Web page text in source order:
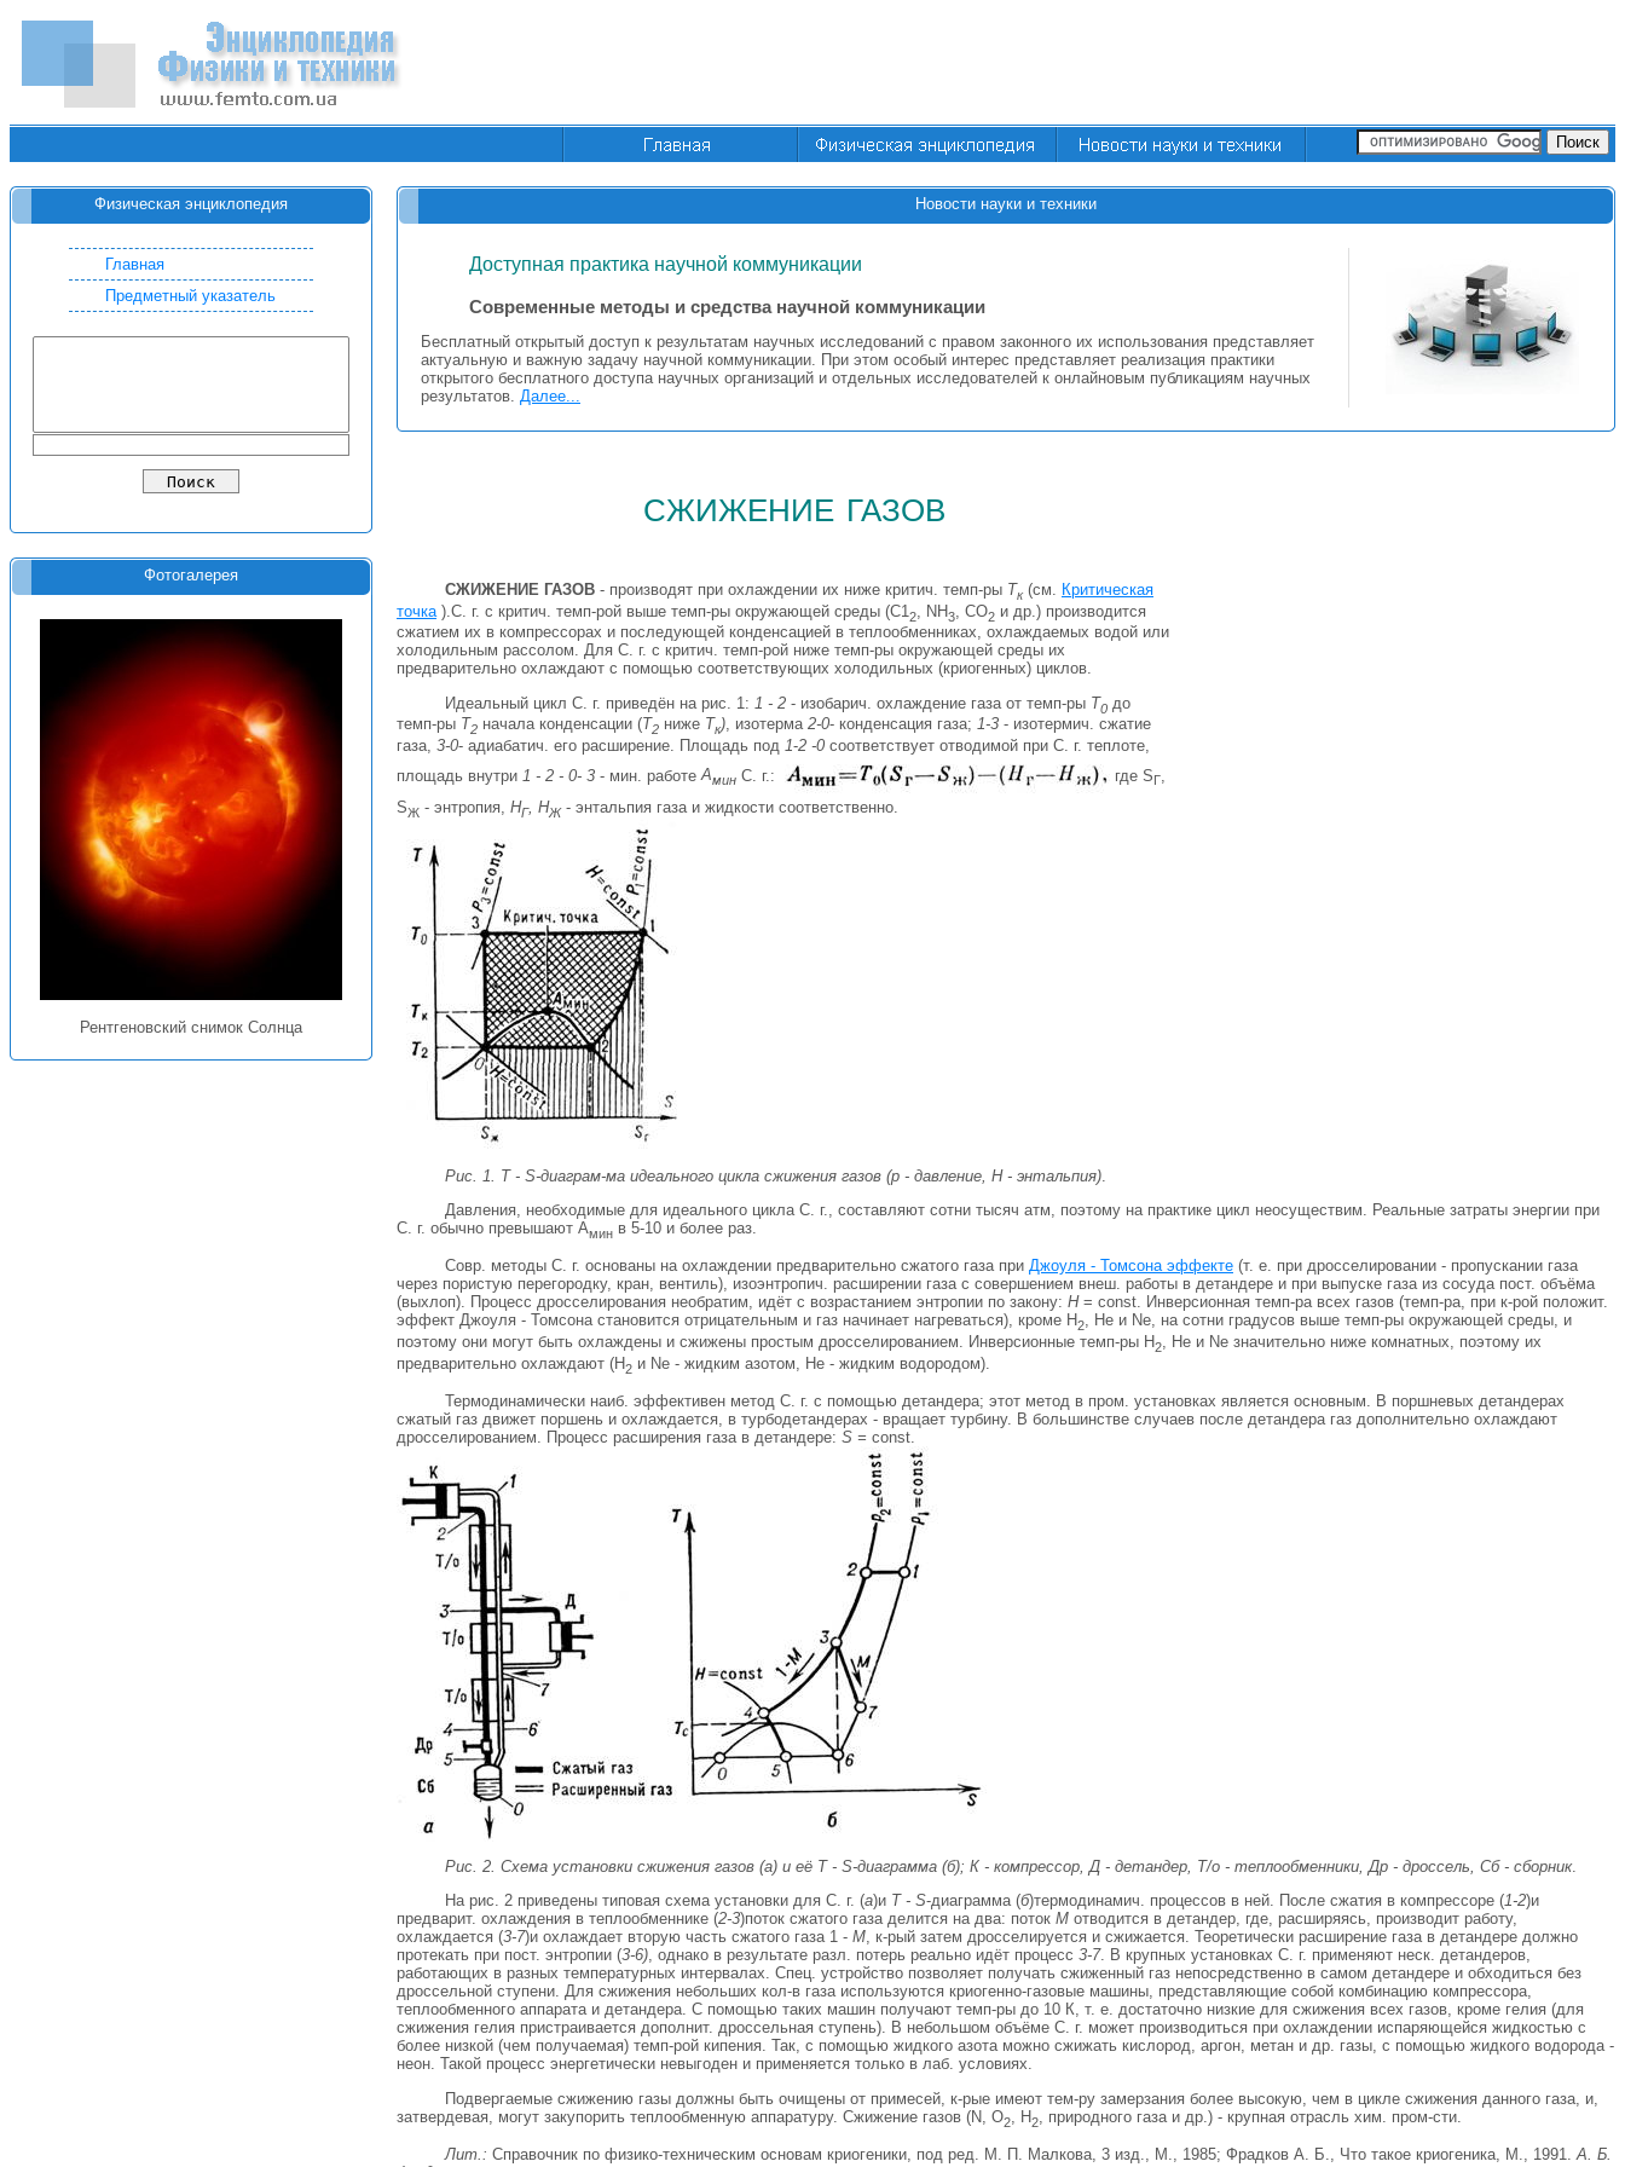
Физическая энциклопедия
Главная
Предметный указатель
Фотогалерея
Рентгеновский снимок Солнца
Новости науки и техники
Доступная практика научной коммуникации
Современные методы и средства научной коммуникации
Бесплатный открытый доступ к результатам научных исследований с правом законного их использования представляет
актуальную и важную задачу научной коммуникации. При этом особый интерес представляет реализация практики
открытого бесплатного доступа научных организаций и отдельных исследователей к онлайновым публикациям научных
результатов. Далее...
сжижение газов
СЖИЖЕНИЕ ГАЗОВ - производят при охлаждении их ниже критич. темп-ры Тк(см. Критическая
точка ).С. г. с критич. темп-рой выше темп-ры окружающей среды (С12 , NH3 , CO2 и др.) производится
сжатием их в компрессорах и последующей конденсацией в теплообменниках, охлаждаемых водой или
холодильным рассолом. Для С. г. с критич. темп-рой ниже темп-ры окружающей среды их
предварительно охлаждают с помощью соответствующих холодильных (криогенных) циклов.
Идеальный цикл С. г. приведён на рис. 1: 1 - 2 - изобарич. охлаждение газа от темп-ры Т0 до
темп-ры Т2 начала конденсации (T2 ниже Тк), изотерма 2-0- конденсация газа; 1-3 - изотермич. сжатие
газа, 3-0- адиабатич. его расширение. Площадь под 1-2 -0 соответствует отводимой при С. г. теплоте,
площадь внутри 1 - 2 - 0- 3 - мин. работеAмин С. г.: где SГ
SЖ - энтропия, НГ, НЖ- энтальпия газа и жидкости соответственно.
Рис. 1. Т - S-диаграм-ма идеального цикла сжижения газов (р - давление, Н - энтальпия)
Давления, необходимые для идеального цикла С. г., составляют сотни тысяч атм, поэтому на практике цикл неосуществим. Реальные затраты энергии при
С. г. обычно превышают Амин в 5-10 и более раз.
Совр. методы С. г. основаны на охлаждении предварительно сжатого газа при Джоуля - Томсона эффекте (т. е. при дросселировании - пропускании газа
через пористую перегородку, кран, вентиль), изоэнтропич. расширении газа с совершением внеш. работы в детандере и при выпуске газа из сосуда пост. объёма
(выхлоп). Процесс дросселирования необратим, идёт с возрастанием энтропии по закону: Н= const. Инверсионная темп-pa всех газов (темп-pa, при к-рой положит.
эффект Джоуля - Томсона становится отрицательным и газ начинает нагреваться), кроме Н2, Не и Ne, на сотни градусов выше темп-ры окружающей среды, и
поэтому они могут быть охлаждены и сжижены простым дросселированием. Инверсионные темп-ры Н2
, Не и Ne значительно ниже комнатных, поэтому их
предварительно охлаждают (Н2 и Ne - жидким азотом, Не - жидким водородом).
Термодинамически наиб. эффективен метод С. г. с помощью детандера; этот метод в пром. установках является основным. В поршневых детандерах
сжатый газ движет поршень и охлаждается, в турбодетандерах - вращает турбину. В большинстве случаев после детандера газ дополнительно охлаждают
дросселированием. Процесс расширения газа в детандере: S = const.
Рис. 2. Схема установки сжижения газов (а) и её Т - S-диаграмма (б); К - компрессор, Д - детандер, Т/о - теплообменники, Др - дроссель, Сб - сборник.
На рис. 2 приведены типовая схема установки для С. г. (а)и Т - S-диаграмма (б)термодинамич. процессов в ней. После сжатия в компрессоре (1-2)и
предварит. охлаждения в теплообменнике (2-3)поток сжатого газа делится на два: поток М отводится в детандер, где, расширяясь, производит работу,
охлаждается (3-7)и охлаждает вторую часть сжатого газа 1 - М, к-рый затем дросселируется и сжижается. Теоретически расширение газа в детандере должно
протекать при пост. энтропии (3-6), однако в результате разл. потерь реально идёт процесс 3-7. В крупных установках С. г. применяют неск. детандеров,
работающих в разных температурных интервалах. Спец. устройство позволяет получать сжиженный газ непосредственно в самом детандере и обходиться без
дроссельной ступени. Для сжижения небольших кол-в газа используются криогенно-газовые машины, представляющие собой комбинацию компрессора,
теплообменного аппарата и детандера. С помощью таких машин получают темп-ры до 10 К, т. е. достаточно низкие для сжижения всех газов, кроме гелия (для
сжижения гелия пристраивается дополнит. дроссельная ступень). В небольшом объёме С. г. может производиться при охлаждении испаряющейся жидкостью с
более низкой (чем получаемая) темп-рой кипения. Так, с помощью жидкого азота можно сжижать кислород, аргон, метан и др. газы, с помощью жидкого водорода -
неон. Такой процесс энергетически невыгоден и применяется только в лаб. условиях.
Подвергаемые сжижению газы должны быть очищены от примесей, к-рые имеют тем-ру замерзания более высокую, чем в цикле сжижения данного газа, и,
затвердевая, могут закупорить теплообменную аппаратуру. Сжижение газов (N, О2 , Н2 , природного газа и др.) - крупная отрасль хим. пром-сти.
Лит.: Справочник по физико-техническим основам криогеники, под ред. М. П. Малкова, 3 изд., М., 1985; Фрадков А. Б., Что такое криогеника, М., 1991. А. Б.